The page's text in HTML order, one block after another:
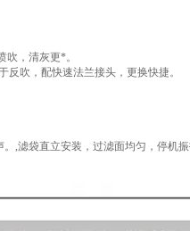
，清灰更*。
反吹，配快速法兰接头，更换快捷。
,滤袋直立安装，过滤面均匀，停机振